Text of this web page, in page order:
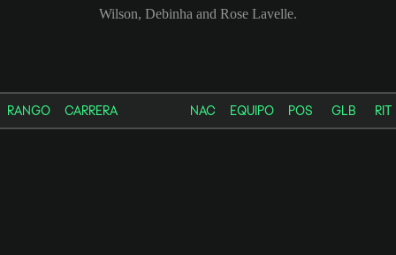
Wilson, Debinha and Rose Lavelle.
RANGO CARRERA NAC EQUIPO POS GLB RIT